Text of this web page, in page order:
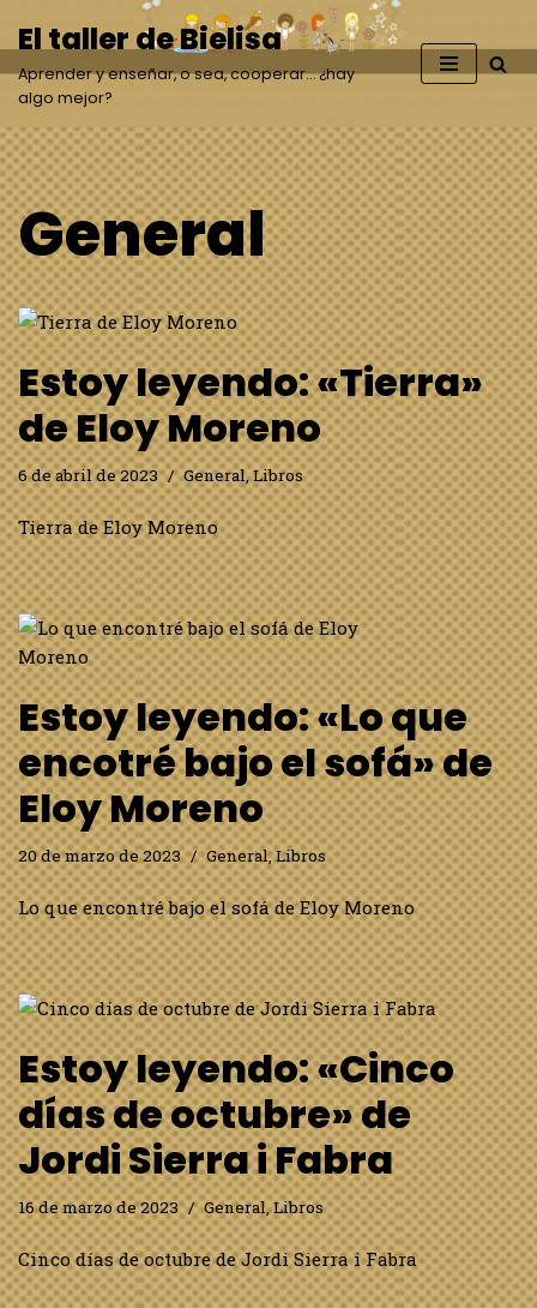
Saltar
al
contenido
El taller de Bielisa
Aprender y enseñar, o sea, cooperar… ¿hay
algo mejor?
General
Estoy leyendo: «Tierra»
de Eloy Moreno
6 de abril de 2023 General,Libros
Tierra de Eloy Moreno
Estoy leyendo: «Lo que
encotré bajo el sofá» de
Eloy Moreno
20 de marzo de 2023 General,Libros
Lo que encontré bajo el sofá de Eloy Moreno
Estoy leyendo: «Cinco
días de octubre» de
Jordi Sierra i Fabra
16 de marzo de 2023 General,Libros
Cinco días de octubre de Jordi Sierra i Fabra